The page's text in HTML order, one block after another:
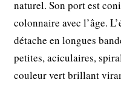
naturel. Son port est
colonnaire avec l’âge.
détache en longues
petites, aciculaires,
couleur vert brillant